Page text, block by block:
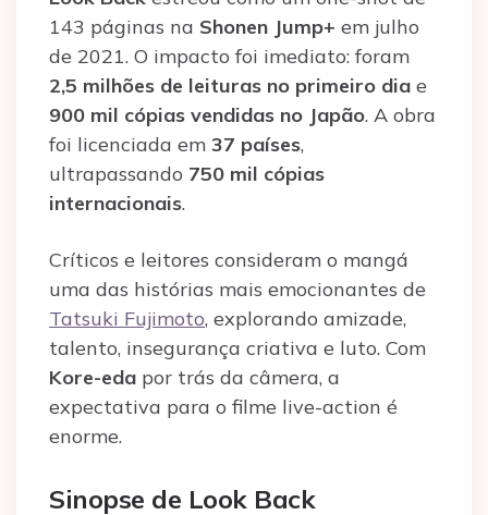
143 páginas na Shonen Jump+ em julho
de 2021. O impacto foi imediato: foram
2,5 milhões de leituras no primeiro dia e
900 mil cópias vendidas no Japão. A obra
foi licenciada em 37 países,
ultrapassando 750 mil cópias
internacionais.
Críticos e leitores consideram o mangá
uma das histórias mais emocionantes de
Tatsuki Fujimoto, explorando amizade,
talento, insegurança criativa e luto. Com
Kore-eda por trás da câmera, a
expectativa para o filme live-action é
enorme.
Sinopse de Look Back